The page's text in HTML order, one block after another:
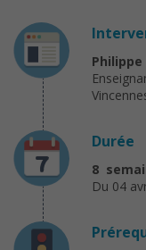
Philippe
Durée
8
Du 04